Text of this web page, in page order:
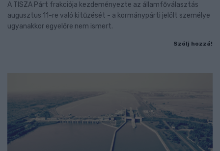
A TISZA Párt frakciója kezdeményezte az államfőválasztás
augusztus 11-re való kitűzését - a kormánypárti jelölt személye
ugyanakkor egyelőre nem ismert.
Szólj hozzá!